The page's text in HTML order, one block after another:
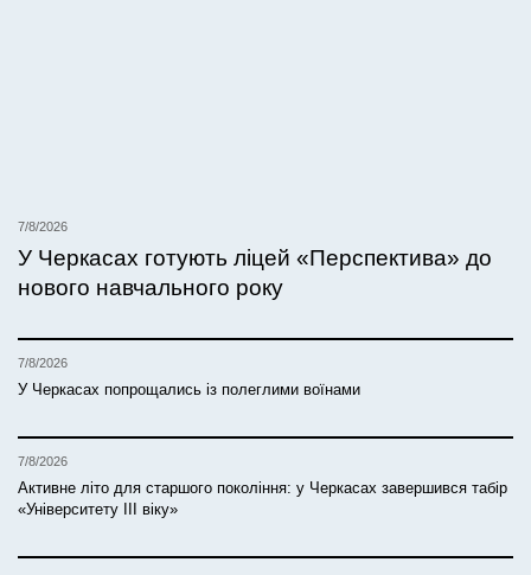
7/8/2026
У Черкасах готують ліцей «Перспектива» до
нового навчального року
7/8/2026
У Черкасах попрощались із полеглими воїнами
7/8/2026
Активне літо для старшого покоління: у Черкасах завершився табір
«Університету ІІІ віку»